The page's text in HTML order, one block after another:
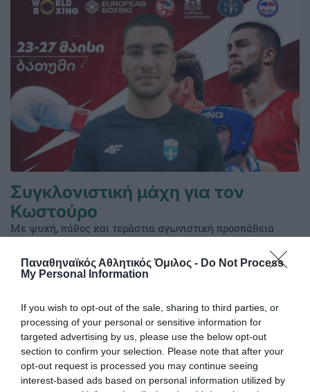
Παναθηναϊκός Αθλητικός Όμιλος - Do Not Process
My Personal Information
If you wish to opt-out of the sale, sharing to third parties, or
processing of your personal or sensitive information for
targeted advertising by us, please use the below opt-out
section to confirm your selection. Please note that after your
opt-out request is processed you may continue seeing
interest-based ads based on personal information utilized by
Συγκλονιστική μάχη για τον
Κωστούρο
Με ψυχή, πάθος και τεράστια αγωνιστική προσπάθεια
Abashidze Memorial International Boxing Tournament»
στο Μπατούμι της Γεωργίας ο Παναγιώτης Κωστούρος,
έναν από τους πιο έμπειρους και διακεκριμένους αθλητές
της κατηγορίας.
26.05.2026 ΠΥΓΜΑΧΙΑ